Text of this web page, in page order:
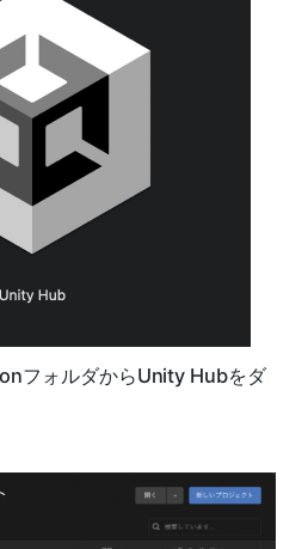
フォルダからUnity Hubをダ